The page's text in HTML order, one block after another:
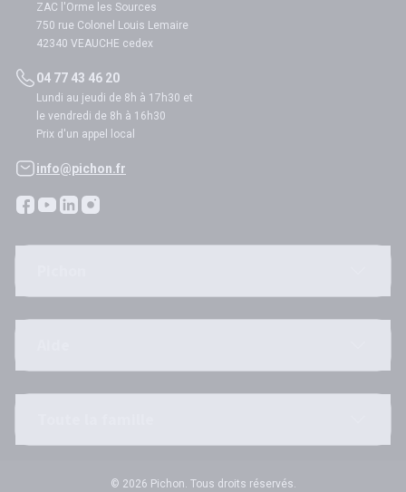
ZAC l'Orme les Sources
750 rue Colonel Louis Lemaire
42340 VEAUCHE cedex
04 77 43 46 20
Lundi au jeudi de 8h à 17h30 et
le vendredi de 8h à 16h30
Prix d'un appel local
info@pichon.fr
© 2026 Pichon. Tous droits réservés.